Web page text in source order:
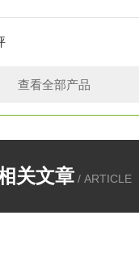
查看全部产品
关文章 / ARTICLE